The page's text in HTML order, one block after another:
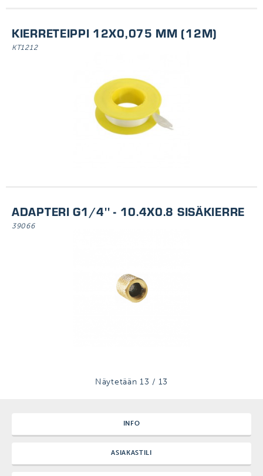
KIERRETEIPPI 12X0,075 MM (12M)
KT1212
ADAPTERI G1/4'' - 10.4X0.8 SISÄKIERRE
39066
Näytetään13 / 13
INFO
ASIAKASTILI